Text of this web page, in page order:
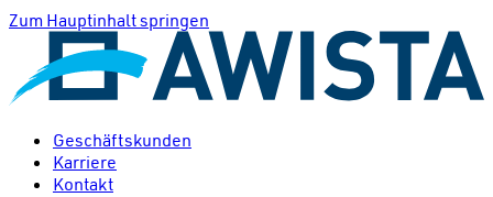
Zum Hauptinhalt springen
Geschäftskunden
Karriere
Kontakt